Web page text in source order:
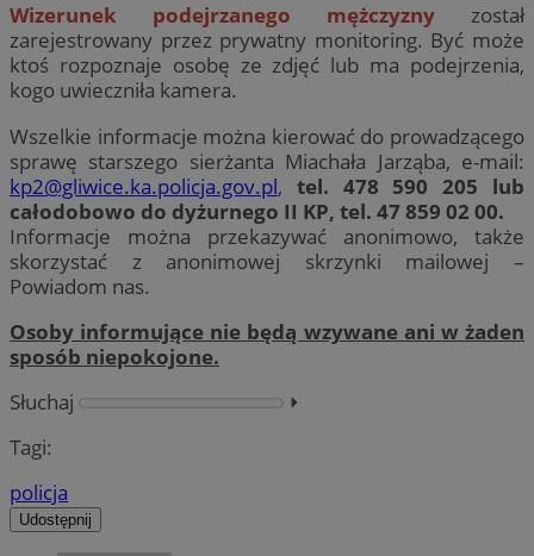
Wizerunek podejrzanego mężczyzny został
zarejestrowany przez prywatny monitoring. Być może
ktoś rozpoznaje osobę ze zdjęć lub ma podejrzenia,
kogo uwieczniła kamera.
Wszelkie informacje można kierować do prowadzącego
sprawę starszego sierżanta Miachała Jarząba, e-mail:
kp2@gliwice.ka.policja.gov.pl, tel. 478 590 205 lub
całodobowo do dyżurnego II KP, tel. 47 859 02 00.
Informacje można przekazywać anonimowo, także
skorzystać z anonimowej skrzynki mailowej –
Powiadom nas.
Osoby informujące nie będą wzywane ani w żaden
sposób niepokojone.
Słuchaj
⏵︎
Tagi:
policja
Udostępnij